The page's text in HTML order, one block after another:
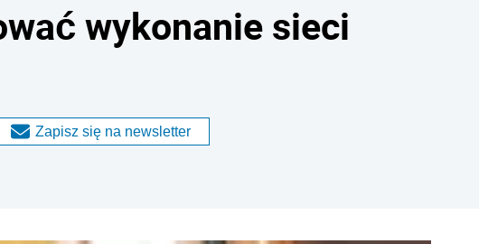
wykonanie sieci
Zapisz się na newsletter